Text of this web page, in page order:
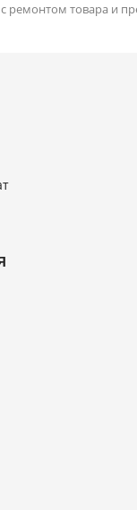
ремонтом товара и